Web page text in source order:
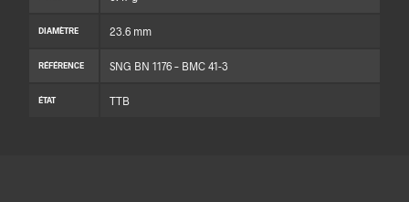
DIAMÈTRE 23.6 mm
RÉFÉRENCE SNG BN 1176 – BMC 41-3
ÉTAT TTB